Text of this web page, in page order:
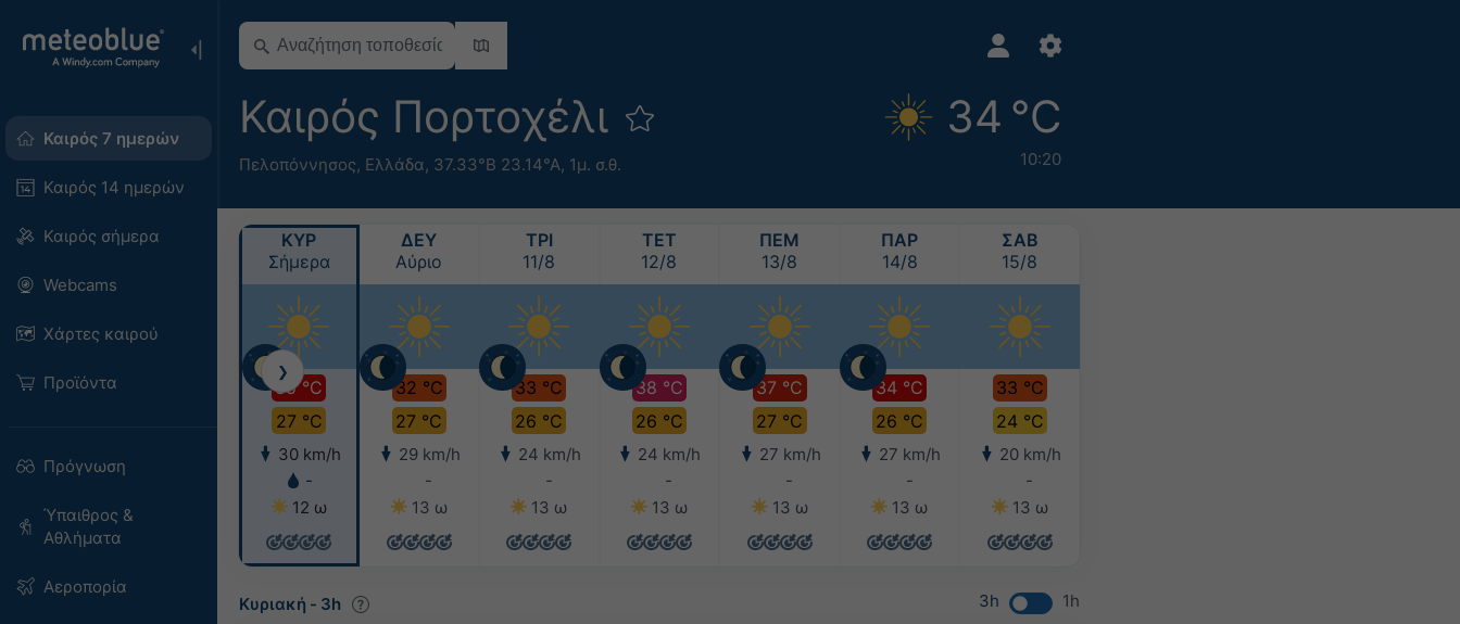
Καιρός 7 ημερών
Καιρός 14 ημερών
Καιρός σήμερα
Webcams
Χάρτες καιρού
Προϊόντα
Πρόγνωση
Ύπαιθρος &
Αθλήματα
Αεροπορία
Καιρός Πορτοχέλι
Πελοπόννησος, Ελλάδα, 37.33°Β 23.14°Α, 1μ. σ.θ.
34 °C
10:20
ΚΥΡ
Σήμερα
35 °C
27 °C
30 km/h
-
12 ω
ΔΕΥ
Αύριο
32 °C
27 °C
29 km/h
-
13 ω
ΤΡΙ
11/8
33 °C
26 °C
24 km/h
-
13 ω
ΤΕΤ
12/8
38 °C
26 °C
24 km/h
-
13 ω
ΠΕΜ
13/8
37 °C
27 °C
27 km/h
-
13 ω
ΠΑΡ
14/8
34 °C
26 °C
27 km/h
-
13 ω
ΣΑΒ
15/8
33 °C
24 °C
20 km/h
-
13 ω
❯
Κυριακή - 3h 3h 1h